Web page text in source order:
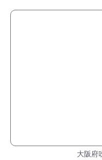
大阪府